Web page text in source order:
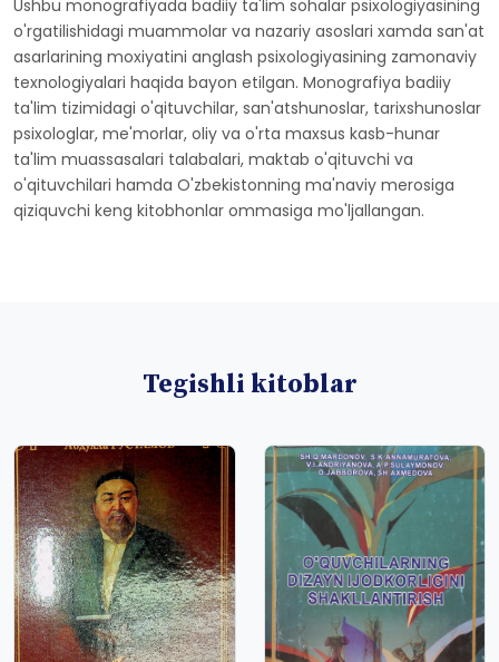
Ushbu monografiyada badiiy ta'lim sohalar psixologiyasining
o'rgatilishidagi muammolar va nazariy asoslari xamda san'at
asarlarining moxiyatini anglash psixologiyasining zamonaviy
texnologiyalari haqida bayon etilgan. Monografiya badiiy
ta'lim tizimidagi o'qituvchilar, san'atshunoslar, tarixshunoslar
psixologlar, me'morlar, oliy va o'rta maxsus kasb-hunar
ta'lim muassasalari talabalari, maktab o'qituvchi va
o'qituvchilari hamda O'zbekistonning ma'naviy merosiga
qiziquvchi keng kitobhonlar ommasiga mo'ljallangan.
Tegishli kitoblar